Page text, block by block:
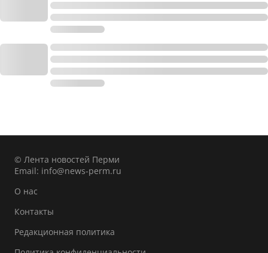
© Лента новостей Перми
Email: info@news-perm.ru
О нас
Контакты
Редакционная политика